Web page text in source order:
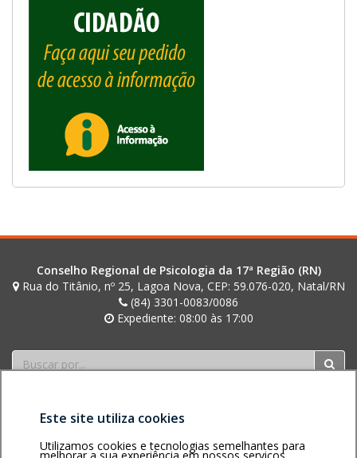
Conselho Regional de Psicologia da 17ª Região (RN)
Rua do Titânio, nº 25, Lagoa Nova, CEP: 59.076-020, Natal/RN
(84) 3301-0083/0086
Expediente: 08:00 às 17:00
Buscar
Este site utiliza cookies
Utilizamos cookies e tecnologias semelhantes para